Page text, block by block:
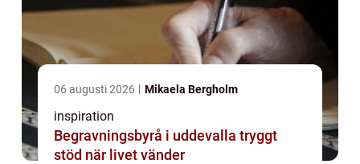
06 augusti 2026 Mikaela Bergholm
inspiration
Begravningsbyrå i uddevalla tryggt
stöd när livet vänder